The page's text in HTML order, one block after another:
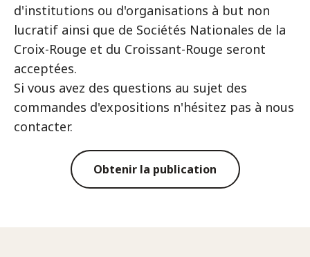
d'institutions ou d'organisations à but non
lucratif ainsi que de Sociétés Nationales de la
Croix-Rouge et du Croissant-Rouge seront
acceptées.
Si vous avez des questions au sujet des
commandes d'expositions n'hésitez pas à nous
contacter.
Obtenir la publication